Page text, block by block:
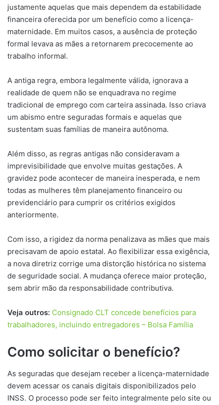
justamente aquelas que mais dependem da estabilidade
financeira oferecida por um benefício como a licença-
maternidade. Em muitos casos, a ausência de proteção
formal levava as mães a retornarem precocemente ao
trabalho informal.
A antiga regra, embora legalmente válida, ignorava a
realidade de quem não se enquadrava no regime
tradicional de emprego com carteira assinada. Isso criava
um abismo entre seguradas formais e aquelas que
sustentam suas famílias de maneira autônoma.
Além disso, as regras antigas não consideravam a
imprevisibilidade que envolve muitas gestações. A
gravidez pode acontecer de maneira inesperada, e nem
todas as mulheres têm planejamento financeiro ou
previdenciário para cumprir os critérios exigidos
anteriormente.
Com isso, a rigidez da norma penalizava as mães que mais
precisavam de apoio estatal. Ao flexibilizar essa exigência,
a nova diretriz corrige uma distorção histórica no sistema
de seguridade social. A mudança oferece maior proteção,
sem abrir mão da responsabilidade contributiva.
Veja outros: Consignado CLT concede benefícios para
trabalhadores, incluindo entregadores – Bolsa Família
Como solicitar o benefício?
As seguradas que desejam receber a licença-maternidade
devem acessar os canais digitais disponibilizados pelo
INSS. O processo pode ser feito integralmente pelo site ou